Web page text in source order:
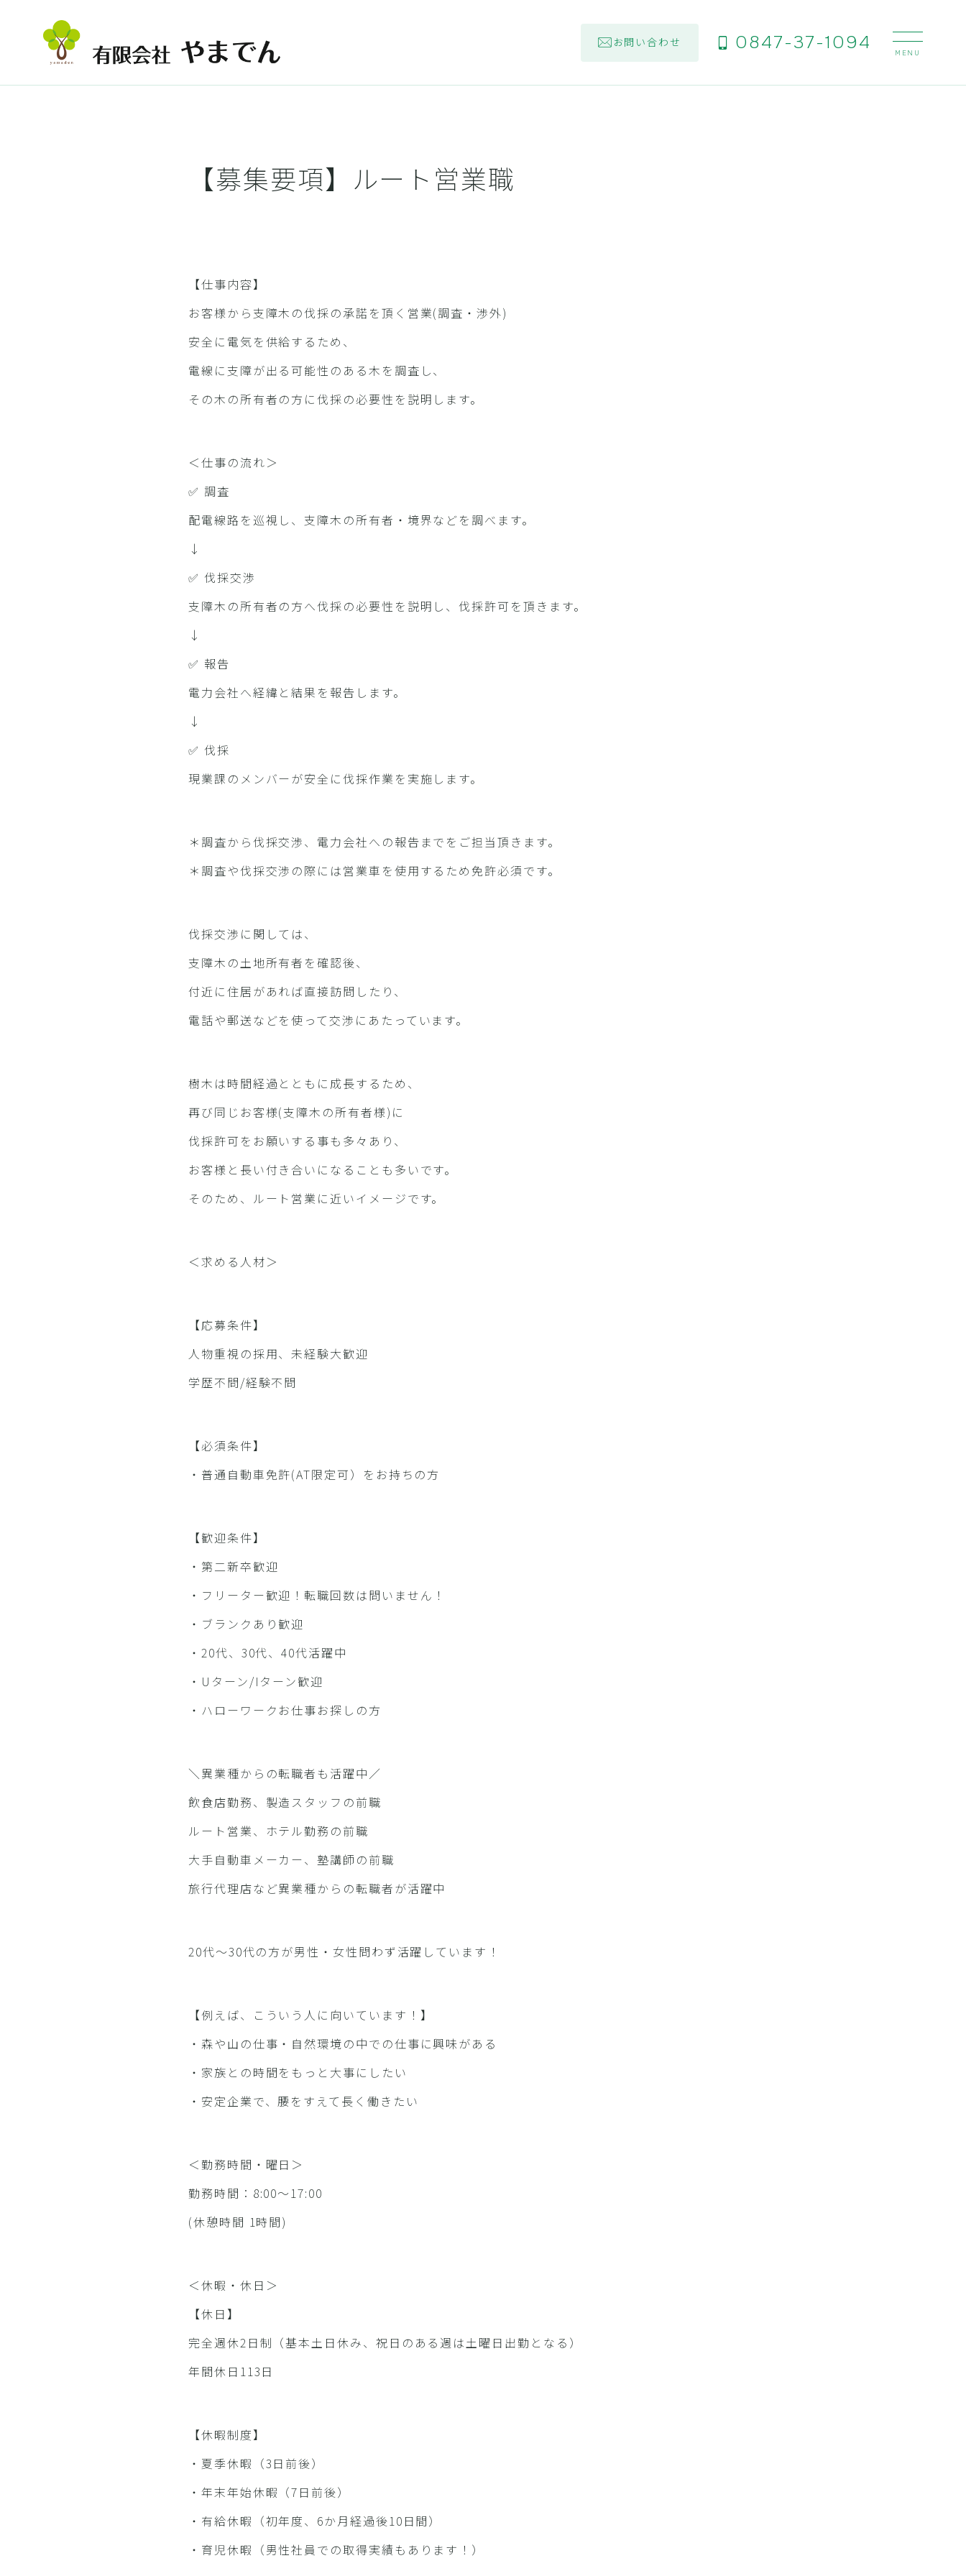
お問い合わせ 0847-37-1094
【募集要項】ルート営業職
【仕事内容】
お客様から支障木の伐採の承諾を頂く営業(調査・渉外)
安全に電気を供給するため、
電線に支障が出る可能性のある木を調査し、
その木の所有者の方に伐採の必要性を説明します。
＜仕事の流れ＞
✅️ 調査
配電線路を巡視し、支障木の所有者・境界などを調べます。
↓
✅️ 伐採交渉
支障木の所有者の方へ伐採の必要性を説明し、伐採許可を頂きます。
↓
✅️ 報告
電力会社へ経緯と結果を報告します。
↓
✅️ 伐採
現業課のメンバーが安全に伐採作業を実施します。
＊調査から伐採交渉、電力会社への報告までをご担当頂きます。
＊調査や伐採交渉の際には営業車を使用するため免許必須です。
伐採交渉に関しては、
支障木の土地所有者を確認後、
付近に住居があれば直接訪問したり、
電話や郵送などを使って交渉にあたっています。
樹木は時間経過とともに成長するため、
再び同じお客様(支障木の所有者様)に
伐採許可をお願いする事も多々あり、
お客様と長い付き合いになることも多いです。
そのため、ルート営業に近いイメージです。
＜求める人材＞
【応募条件】
人物重視の採用、未経験大歓迎
学歴不問/経験不問
【必須条件】
・普通自動車免許(AT限定可）をお持ちの方
【歓迎条件】
・第二新卒歓迎
・フリーター歓迎！転職回数は問いません！
・ブランクあり歓迎
・20代、30代、40代活躍中
・Uターン/Iターン歓迎
・ハローワークお仕事お探しの方
＼異業種からの転職者も活躍中／
飲食店勤務、製造スタッフの前職
ルート営業、ホテル勤務の前職
大手自動車メーカー、塾講師の前職
旅行代理店など異業種からの転職者が活躍中
20代〜30代の方が男性・女性問わず活躍しています！
【例えば、こういう人に向いています！】
・森や山の仕事・自然環境の中での仕事に興味がある
・家族との時間をもっと大事にしたい
・安定企業で、腰をすえて長く働きたい
＜勤務時間・曜日＞
勤務時間：8:00～17:00
(休憩時間 1時間)
＜休暇・休日＞
【休日】
完全週休2日制（基本土日休み、祝日のある週は土曜日出勤となる）
年間休日113日
【休暇制度】
・夏季休暇（3日前後）
・年末年始休暇（7日前後）
・有給休暇（初年度、6か月経過後10日間）
・育児休暇（男性社員での取得実績もあります！）